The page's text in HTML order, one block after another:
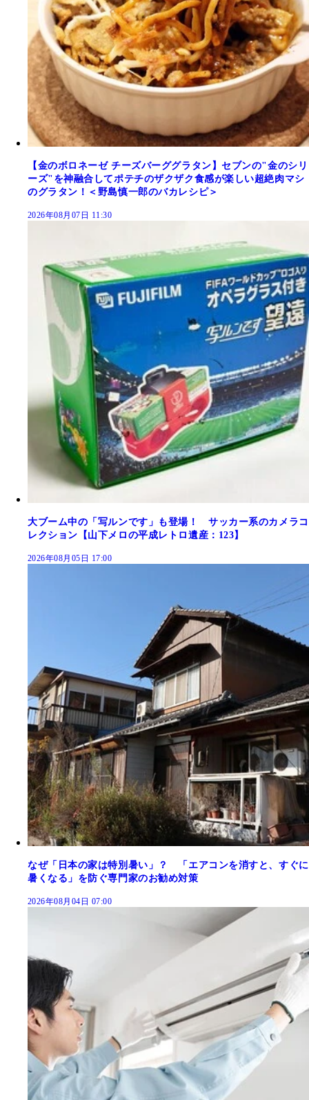
【金のボロネーゼ チーズバーググラタン】セブンの"金のシリ
ーズ"を神融合してポテチのザクザク食感が楽しい超絶肉マシ
のグラタン！＜野島慎一郎のバカレシピ＞
2026年08月07日 11:30
大ブーム中の「写ルンです」も登場！ サッカー系のカメラコ
レクション【山下メロの平成レトロ遺産：123】
2026年08月05日 17:00
なぜ「日本の家は特別暑い」？ 「エアコンを消すと、すぐに
暑くなる」を防ぐ専門家のお勧め対策
2026年08月04日 07:00